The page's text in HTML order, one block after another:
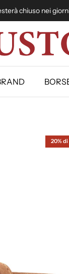
chiuso nei
20%